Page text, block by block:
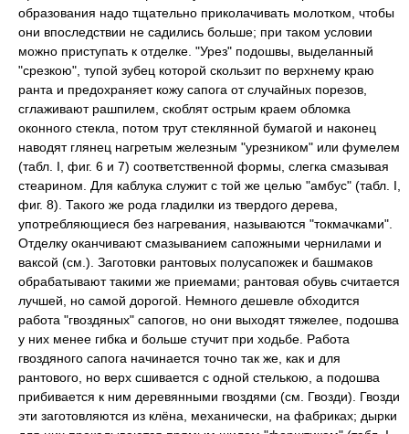
образования надо тщательно приколачивать молотком, чтобы
они впоследствии не садились больше; при таком условии
можно приступать к отделке. "Урез" подошвы, выделанный
"срезкою", тупой зубец которой скользит по верхнему краю
ранта и предохраняет кожу сапога от случайных порезов,
сглаживают рашпилем, скоблят острым краем обломка
оконного стекла, потом трут стеклянной бумагой и наконец
наводят глянец нагретым железным "урезником" или фумелем
(табл. I, фиг. 6 и 7) соответственной формы, слегка смазывая
стеарином. Для каблука служит с той же целью "амбус" (табл. I,
фиг. 8). Такого же рода гладилки из твердого дерева,
употребляющиеся без нагревания, называются "токмачками".
Отделку оканчивают смазыванием сапожными чернилами и
ваксой (см.). Заготовки рантовых полусапожек и башмаков
обрабатывают такими же приемами; рантовая обувь считается
лучшей, но самой дорогой. Немного дешевле обходится
работа "гвоздяных" сапогов, но они выходят тяжелее, подошва
у них менее гибка и больше стучит при ходьбе. Работа
гвоздяного сапога начинается точно так же, как и для
рантового, но верх сшивается с одной стелькою, а подошва
прибивается к ним деревянными гвоздями (см. Гвозди). Гвозди
эти заготовляются из клёна, механически, на фабриках; дырки